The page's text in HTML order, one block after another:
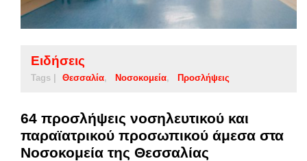
Ειδήσεις
Tags | Θεσσαλία Νοσοκομεία Προσλήψεις
64 προσλήψεις νοσηλευτικού και
παραϊατρικού προσωπικού άμεσα στα
Νοσοκομεία της Θεσσαλίας